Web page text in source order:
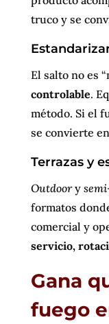
truco y se
El salto no es
controlable.
método. Si el
se convierte
Terrazas y
Outdoory
formatos
comercial y
servicio,
Gana
fuego